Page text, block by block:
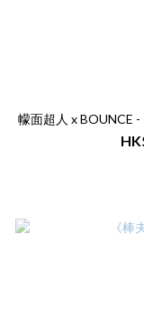
幪面超人 x BOUNCE